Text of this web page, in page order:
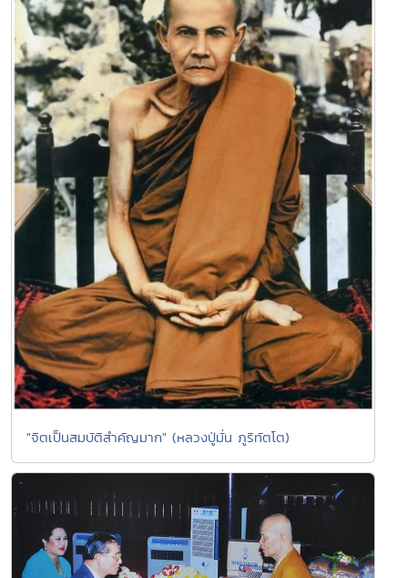
"จิตเป็นสมบัติสำคัญมาก" (หลวงปู่มั่น ภูริทัตโต)